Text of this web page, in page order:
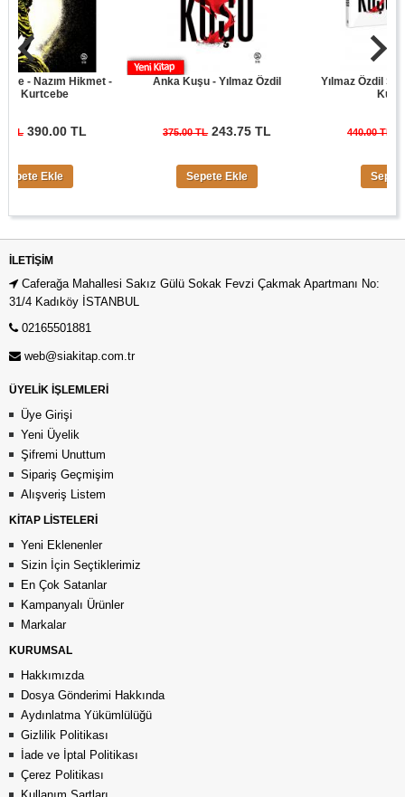
Hikmet -
TL
Ekle
Anka Kuşu - Yılmaz Özdil
375.00 TL 243.75 TL
Sepete Ekle
Yılmaz Özdil Son
Kuşu Seti
440.00 TL
Sepete Ekle
İLETIŞIM
Caferağa Mahallesi Sakız Gülü Sokak Fevzi Çakmak Apartmanı No:
31/4 Kadıköy İSTANBUL
02165501881
web@siakitap.com.tr
ÜYELİK İŞLEMLERİ
Üye Girişi
Yeni Üyelik
Şifremi Unuttum
Sipariş Geçmişim
Alışveriş Listem
KİTAP LİSTELERİ
Yeni Eklenenler
Sizin İçin Seçtiklerimiz
En Çok Satanlar
Kampanyalı Ürünler
Markalar
KURUMSAL
Hakkımızda
Dosya Gönderimi Hakkında
Aydınlatma Yükümlülüğü
Gizlilik Politikası
İade ve İptal Politikası
Çerez Politikası